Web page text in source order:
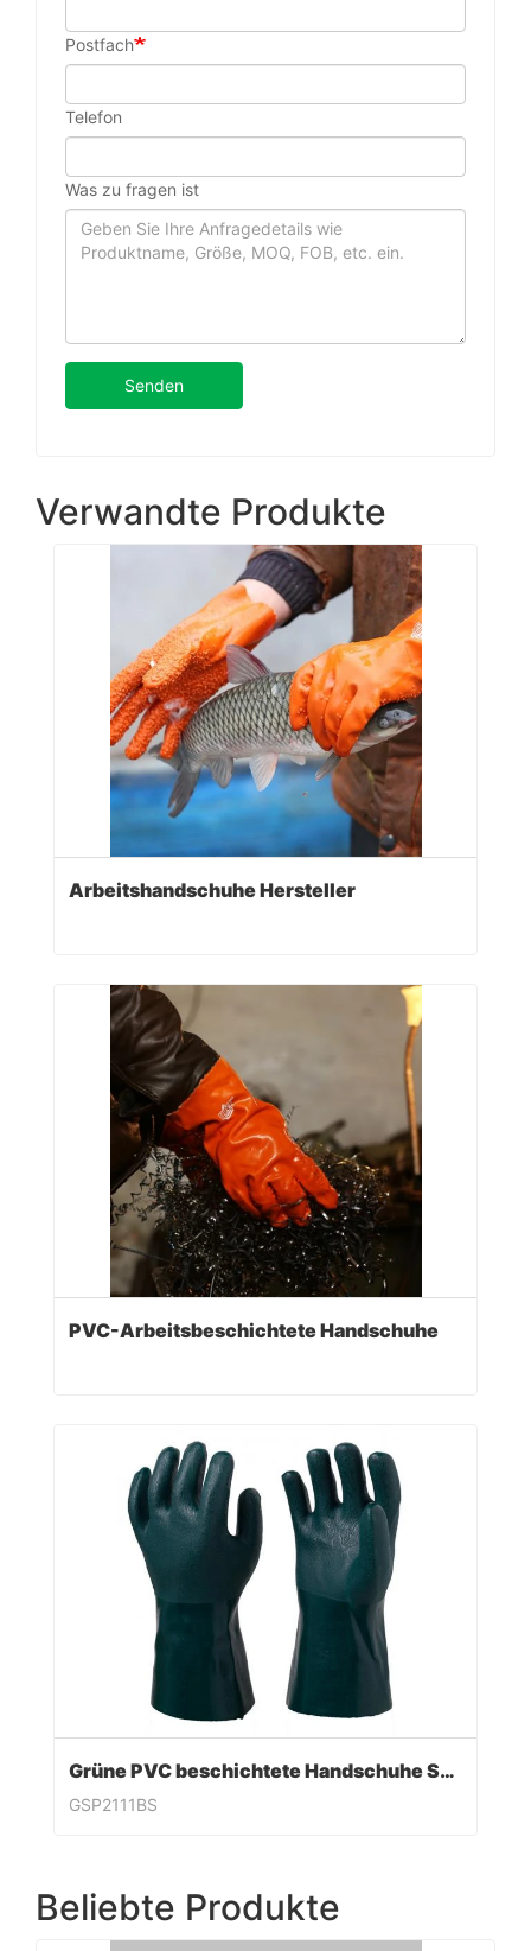
Postfach
Telefon
Was zu fragen ist
Senden
Verwandte Produkte
Arbeitshandschuhe Hersteller
PVC-Arbeitsbeschichtete Handschuhe
Grüne PVC beschichtete Handschuhe Sandy Finish
GSP2111BS
Beliebte Produkte